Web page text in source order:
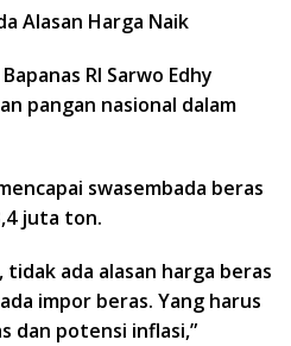
Alasan Harga Naik
RI Sarwo Edhy
pangan nasional dalam
swasembada beras
juta ton.
ada alasan harga beras
impor beras. Yang harus
dan potensi inflasi,”